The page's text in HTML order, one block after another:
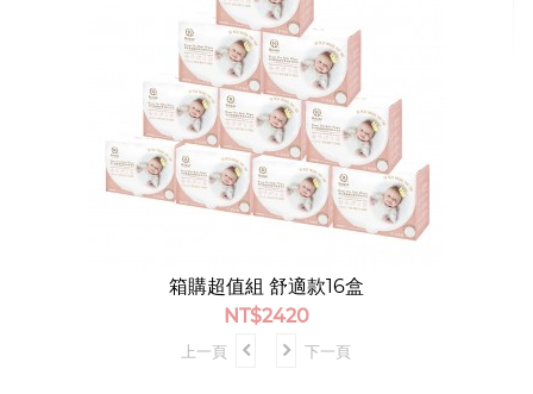
箱購超值組 舒適款16盒
NT$2420
上一頁 下一頁